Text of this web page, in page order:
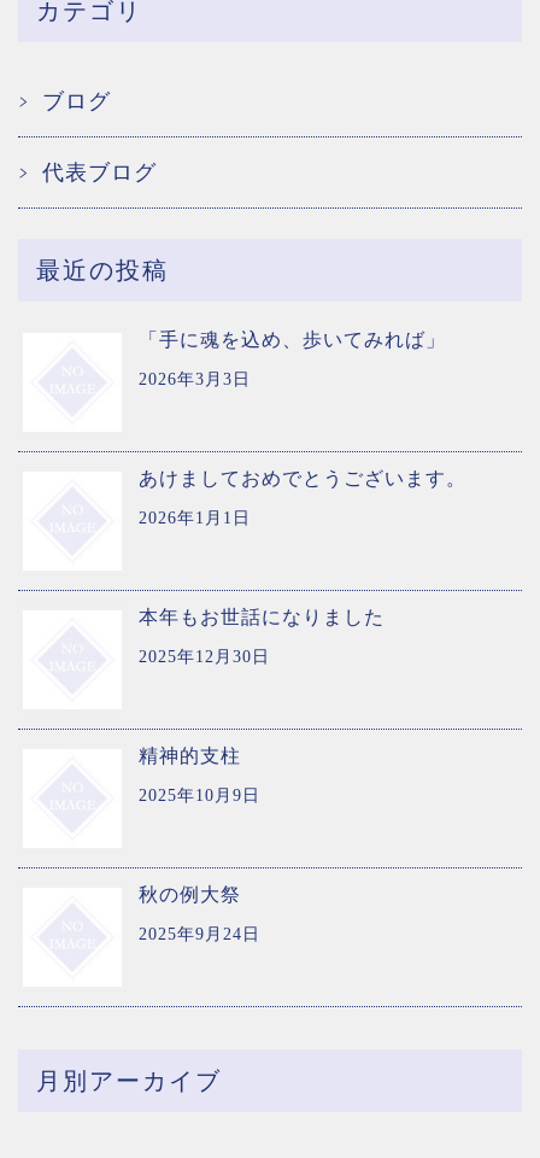
カテゴリ
ブログ
代表ブログ
最近の投稿
「手に魂を込め、歩いてみれば」
2026年3月3日
あけましておめでとうございます。
2026年1月1日
本年もお世話になりました
2025年12月30日
精神的支柱
2025年10月9日
秋の例大祭
2025年9月24日
月別アーカイブ